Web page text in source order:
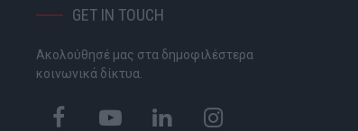
GET IN TOUCH
Ακολούθησέ μας στα δημοφιλέστερα
κοινωνικά δίκτυα.